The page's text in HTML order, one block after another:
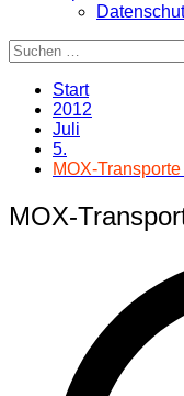
Start
2012
Juli
5.
MOX-
MOX-